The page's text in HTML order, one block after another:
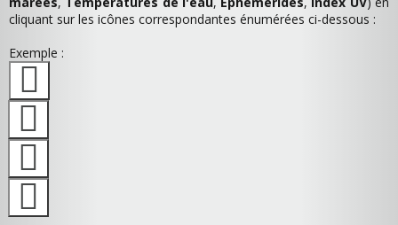
cliquant sur les icônes correspondantes énumérées ci-dessous :
Exemple :